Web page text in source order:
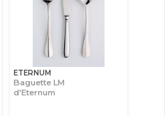
ETERNUM
Baguette LM
d'Eternum